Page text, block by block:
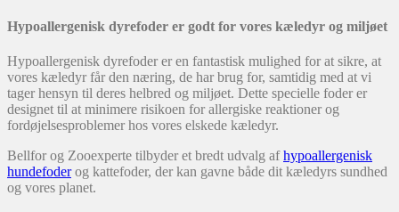
Hypoallergenisk dyrefoder er godt for vores kæledyr og miljøet
Hypoallergenisk dyrefoder er en fantastisk mulighed for at sikre, at
vores kæledyr får den næring, de har brug for, samtidig med at vi
tager hensyn til deres helbred og miljøet. Dette specielle foder er
designet til at minimere risikoen for allergiske reaktioner og
fordøjelsesproblemer hos vores elskede kæledyr.
Bellfor og Zooexperte tilbyder et bredt udvalg afhypoallergenisk
hundefoderog kattefoder, der kan gavne både dit kæledyrs sundhed
og vores planet.